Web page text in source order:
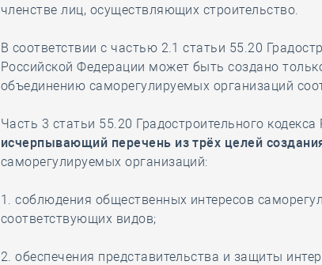
членстве лиц, осуществляющих строительство.
В соответствии с частью 2.1 статьи 55.20
Российской Федерации может быть создано
объединению саморегулируемых организаций
Часть 3 статьи 55.20 Градостроительного
исчерпывающий перечень из трёх целей
саморегулируемых организаций:
1. соблюдения общественных интересов
соответствующих видов;
2. обеспечения представительства и защиты